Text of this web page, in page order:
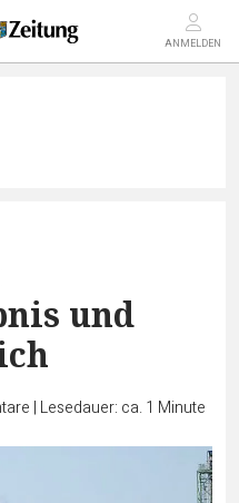
ANMELDEN
und
| Lesedauer: ca. 1 Minute